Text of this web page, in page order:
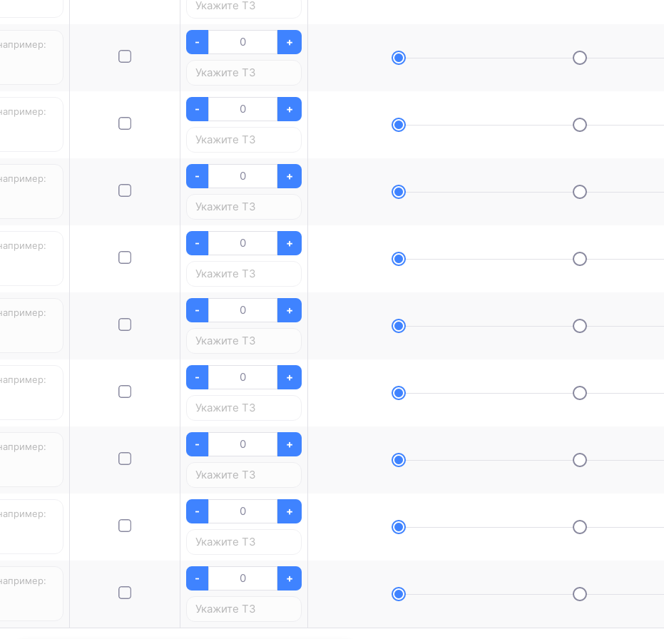
- +
- +
- +
- +
- +
- +
- +
- +
- +